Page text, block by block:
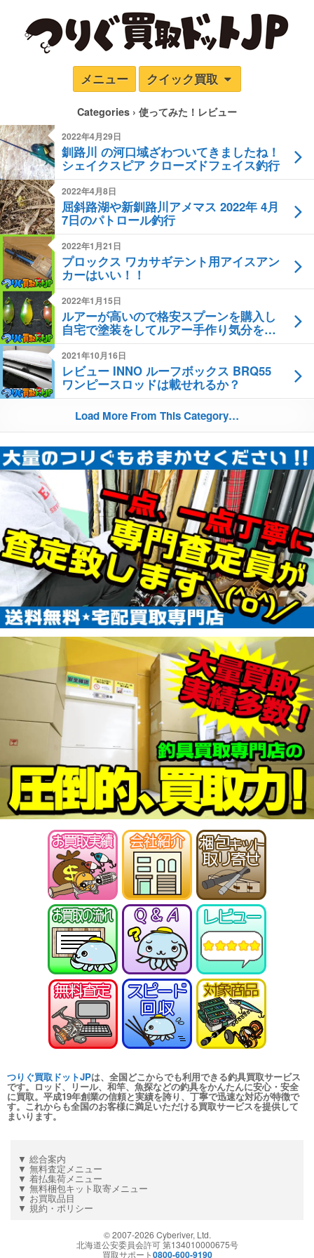
メニュー クイック買取
Categories › 使ってみた！レビュー
2022年4月29日
釧路川 の河口域ざわついてきましたね！
シェイクスピア クローズドフェイス釣行
2022年4月8日
屈斜路湖や新釧路川アメマス 2022年 4月
7日のパトロール釣行
2022年1月21日
プロックス ワカサギテント用アイスアン
カーはいい！！
2022年1月15日
ルアーが高いので格安スプーンを購入し
自宅で塗装をしてルアー手作り気分を味
わってみたの巻
2021年10月16日
レビュー INNO ルーフボックス BRQ55
ワンピースロッドは載せれるか？
Load More From This Category…
つりぐ買取ドットJPは、全国どこからでも利用できる釣具買取サービス
です。ロッド、リール、和竿、魚探などの釣具をかんたんに安心・安全
に買取。平成19年創業の信頼と実績を誇り、丁寧で迅速な対応が特徴で
す。これからも全国のお客様に満足いただける買取サービスを提供して
まいります。
▼ 総合案内
▼ 無料査定メニュー
▼ 着払集荷メニュー
▼ 無料梱包キット取寄メニュー
▼ お買取品目
▼ 規約・ポリシー
© 2007-2026Cyberiver, Ltd.
北海道公安委員会許可 第134010000675号
買取サポート0800-600-9190